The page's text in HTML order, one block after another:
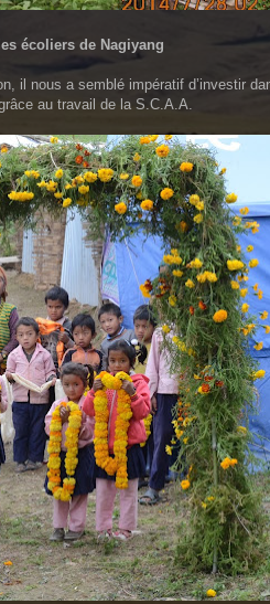
écoliers de Nagiyang
il nous a semblé impératif d’investir
au travail de la S.C.A.A.